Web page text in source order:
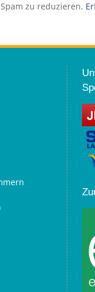
zu reduzieren.